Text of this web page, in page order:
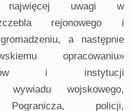
najwięcej uwagi w
rejonowego i
a następnie
opracowaniu»
i instytucji
wywiadu wojskowego,
policji,